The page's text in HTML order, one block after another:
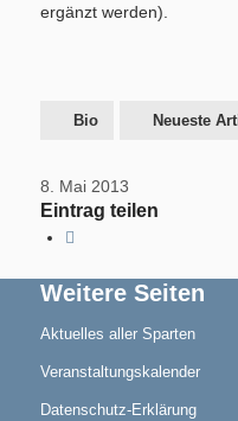
ergänzt werden).
Bio Neueste
8. Mai 2013
Eintrag teilen
Weitere Seiten
Aktuelles aller Sparten
Veranstaltungskalender
Datenschutz-Erklärung